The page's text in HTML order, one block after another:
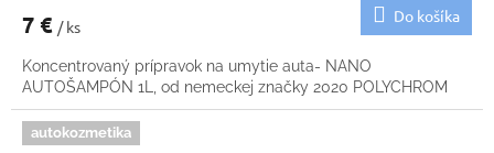
7 € / ks
Do košíka
Koncentrovaný prípravok na umytie auta- NANO
AUTOŠAMPÓN 1L, od nemeckej značky 2020 POLYCHROM
autokozmetika